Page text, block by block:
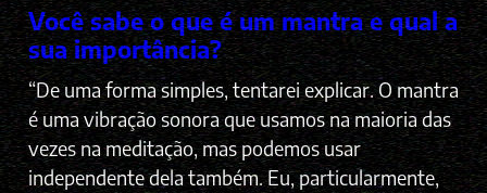
Você sabe o que é um mantra e qual a
sua importância?
“De uma forma simples, tentarei explicar. O mantra
é uma vibração sonora que usamos na maioria das
vezes na meditação, mas podemos usar
independente dela também. Eu, particularmente,